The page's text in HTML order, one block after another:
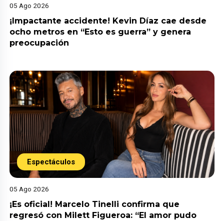
05 Ago 2026
¡Impactante accidente! Kevin Díaz cae desde
ocho metros en “Esto es guerra” y genera
preocupación
Espectáculos
05 Ago 2026
¡Es oficial! Marcelo Tinelli confirma que
regresó con Milett Figueroa: “El amor pudo